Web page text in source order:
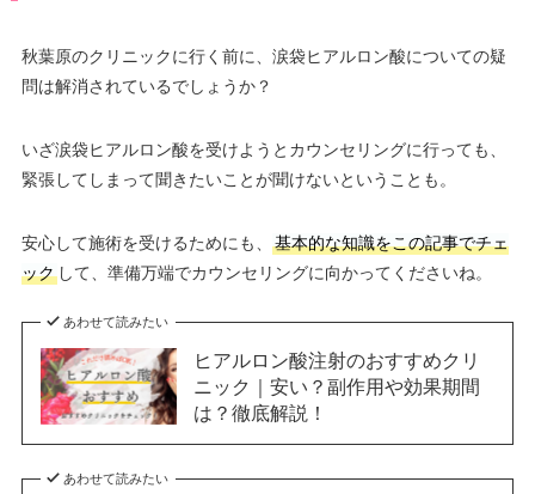
秋葉原のクリニックに行く前に、涙袋ヒアルロン酸についての疑
問は解消されているでしょうか？
いざ涙袋ヒアルロン酸を受けようとカウンセリングに行っても、
緊張してしまって聞きたいことが聞けないということも。
安心して施術を受けるためにも、
基本的な知識をこの記事でチェ
ックして、準備万端でカウンセリングに向かってくださいね。
あわせて読みたい
ヒアルロン酸注射のおすすめクリ
ニック｜安い？副作用や効果期間
は？徹底解説！
あわせて読みたい